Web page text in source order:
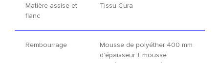
Matière assise et
flanc
Tissu Cura
Rembourrage
Mousse de polyéther 400 mm
d’épaisseur + mousse